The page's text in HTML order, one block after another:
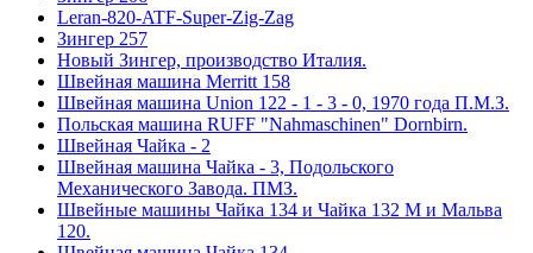
Leran-820-ATF-Super-Zig-Zag
Зингер 257
Новый Зингер, производство Италия.
Швейная машина Merritt 158
Швейная машина Union 122 - 1 - 3 - 0, 1970 года П.М.З.
Польская машина RUFF "Nahmaschinen" Dornbirn.
Швейная Чайка - 2
Швейная машина Чайка - 3, Подольского
Механического Завода. ПМЗ.
Швейные машины Чайка 134 и Чайка 132 М и Мальва
120.